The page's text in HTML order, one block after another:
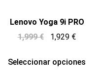
Lenovo Yoga 9i PRO
1,999€ 1,929 €
Seleccionar opciones